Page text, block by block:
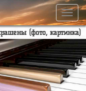
(фото, картинка)